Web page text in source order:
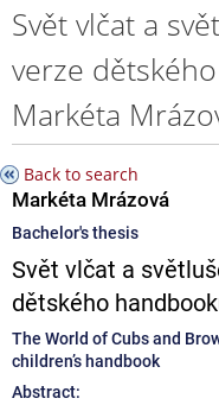
Svět vlčat a
verze
Markéta
Back to search
Markéta Mrázová
Bachelor's thesis
Svět vlčat a
dětského
The World of Cubs and
children’s handbook
Abstract: